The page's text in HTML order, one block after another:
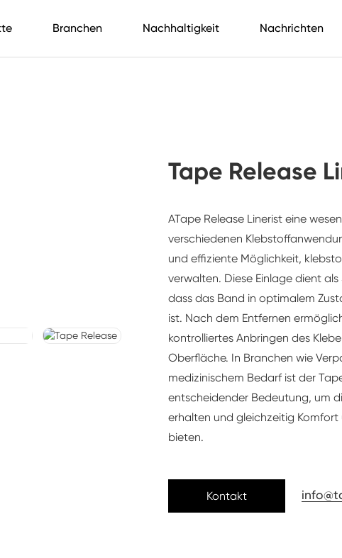
Branchen Nachhaltigkeit Nachrichten
Tape Release
ATape Release Linerist eine
verschiedenen
und effiziente Möglichkeit,
verwalten. Diese Einlage dient
dass das Band in optimalem
ist. Nach dem Entfernen
kontrolliertes Anbringen des
Oberfläche. In Branchen wie
medizinischem Bedarf ist der
entscheidender Bedeutung, um
erhalten und gleichzeitig
bieten.
Kontakt